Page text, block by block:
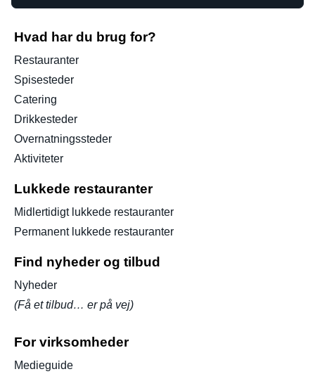
Hvad har du brug for?
Restauranter
Spisesteder
Catering
Drikkesteder
Overnatningssteder
Aktiviteter
Lukkede restauranter
Midlertidigt lukkede restauranter
Permanent lukkede restauranter
Find nyheder og tilbud
Nyheder
(Få et tilbud… er på vej)
For virksomheder
Medieguide